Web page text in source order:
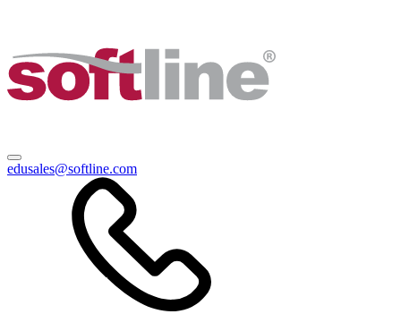
edusales@softline.com